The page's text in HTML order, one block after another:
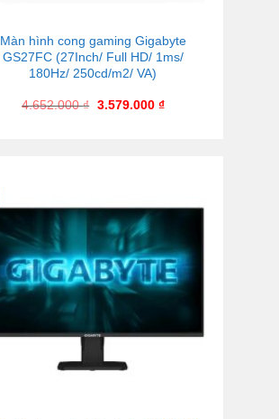
Màn hình cong gaming Gigabyte
GS27FC (27Inch/ Full HD/ 1ms/
180Hz/ 250cd/m2/ VA)
4.652.000₫ 3.579.000 ₫